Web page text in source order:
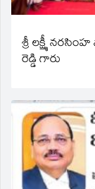
శ్రీ లక్ష్మీ
రెడ్డి గారు